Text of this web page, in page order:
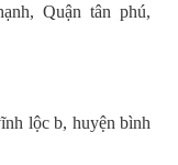
Quận tân phú,
lộc b, huyện bình